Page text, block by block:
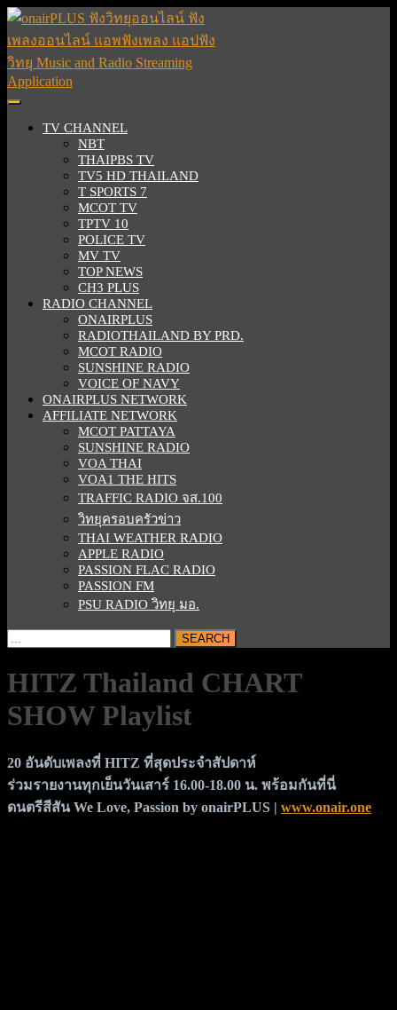
Skip
content
Skip
to
content
Open
ButtonTV CHANNEL
NBT
THAIPBS TV
TV5 HD THAILAND
T SPORTS 7
MCOT TV
TPTV 10
POLICE TV
MV TV
TOP NEWS
CH3 PLUS
RADIO CHANNEL
ONAIRPLUS
RADIOTHAILAND BY PRD.
MCOT RADIO
SUNSHINE RADIO
VOICE OF NAVY
ONAIRPLUS NETWORK
AFFILIATE NETWORK
MCOT PATTAYA
SUNSHINE RADIO
VOA THAI
VOA1 THE HITS
TRAFFIC RADIO จส.100
วิทยุครอบครัวข่าว
THAI WEATHER RADIO
APPLE RADIO
PASSION FLAC RADIO
PASSION FM
PSU RADIO วิทยุ มอ.
BUTTON
for:
HITZ Thailand CHART
SHOW Playlist
20 อันดับเพลงที่ HITZ ที่สุดประจำสัปดาห์
ร่วมรายงานทุกเย็นวันเสาร์ 16.00-18.00 น. พร้อมกันที่นี่
ดนตรีสีสันWe Love, Passion by onairPLUS | www.onair.one